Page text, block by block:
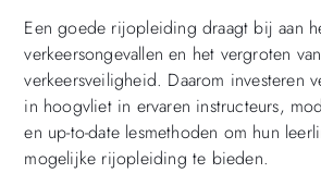
Een goede rijopleiding draagt bij aan
verkeersongevallen en het vergroten
verkeersveiligheid. Daarom investeren
in hoogvliet in ervaren instructeurs,
en up-to-date lesmethoden om hun
mogelijke rijopleiding te bieden.